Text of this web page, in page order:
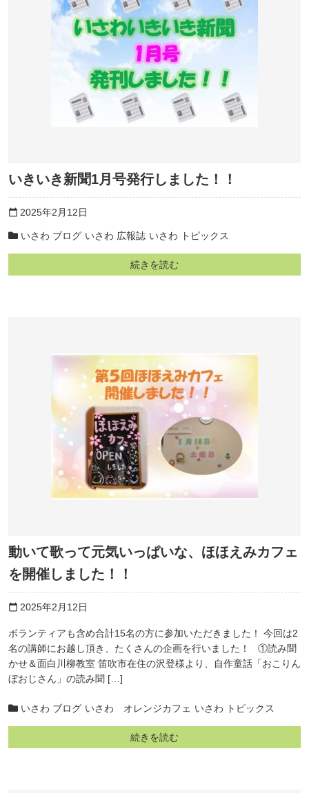
いきいき新聞1月号発行しました！！
calendar_today 2025年2月12日
いさわ ブログ いさわ 広報誌 いさわ トピックス
続きを読む
動いて歌って元気いっぱいな、ほほえみカフェ
を開催しました！！
calendar_today 2025年2月12日
ボランティアも含め合計15名の方に参加いただきました！ 今回は2
名の講師にお越し頂き、たくさんの企画を行いました！ ①読み聞
かせ＆面白川柳教室 笛吹市在住の沢登様より、自作童話「おこりん
ぼおじさん」の読み聞 […]
いさわ ブログ いさわ オレンジカフェ いさわ トピックス
続きを読む